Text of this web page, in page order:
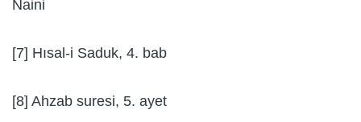
Naini
[7] Hısal-i Saduk, 4. bab
[8] Ahzab suresi, 5. ayet